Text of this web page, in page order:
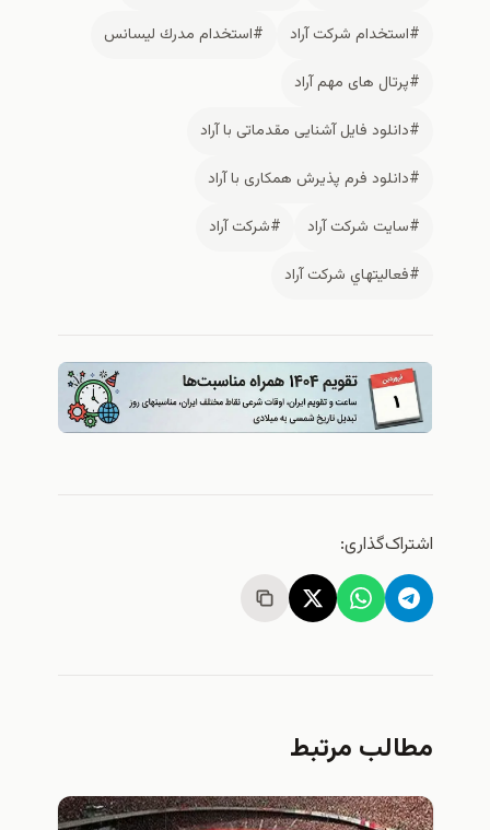
#استخدام شركت آراد
#استخدام مدرك ليسانس
#پرتال های مهم آراد
#دانلود فایل آشنایی مقدماتی با آراد
#دانلود فرم پذیرش همکاری با آراد
#سايت شركت آراد
#شركت آراد
#فعاليتهاي شركت آراد
اشتراک‌گذاری:
مطالب مرتبط